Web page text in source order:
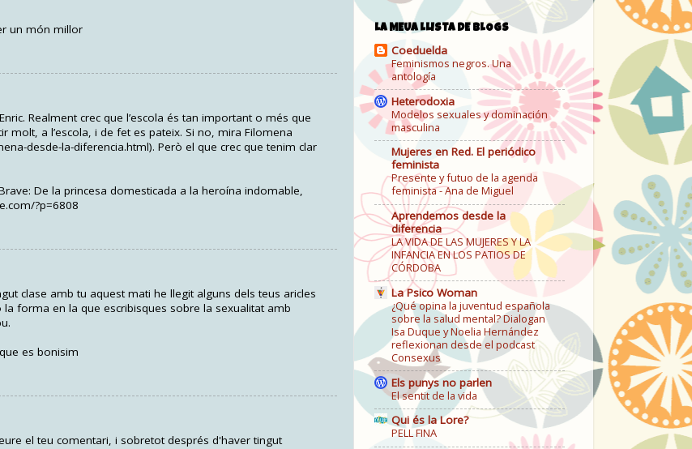
un món millor
Realment crec que l’escola és tan important o més que
molt, a l’escola, i de fet es pateix. Si no, mira Filomena
desde-la-diferencia.html). Però el que crec que tenim clar
De la princesa domesticada a la heroína indomable,
?p=6808
clase amb tu aquest mati he llegit alguns dels teus aricles
forma en la que escribisques sobre la sexualitat amb
es bonisim
el teu comentari, i sobretot després d'haver tingut
LA MEUA LLISTA DE BLOGS
Coeduelda
Feminismos negros. Una
antología
Heterodoxia
Modelos sexuales y dominación
masculina
Mujeres en Red. El periódico
feminista
Presente y futuo de la agenda
feminista - Ana de Miguel
Aprendemos desde la
diferencia
LA VIDA DE LAS MUJERES Y LA
INFANCIA EN LOS PATIOS DE
CÓRDOBA
La Psico Woman
¿Qué opina la juventud española
sobre la salud mental? Dialogan
Isa Duque y Noelia Hernández
reflexionan desde el podcast
Consexus
Els punys no parlen
El sentit de la vida
Qui és la Lore?
PELL FINA